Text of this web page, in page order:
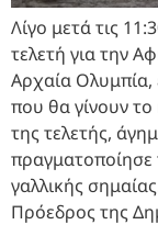
Λίγο μετά τις
τελετή για την
Αρχαία
που θα γίνουν το
της τελετής,
πραγματοποίησε
γαλλικής
Πρόεδρος της